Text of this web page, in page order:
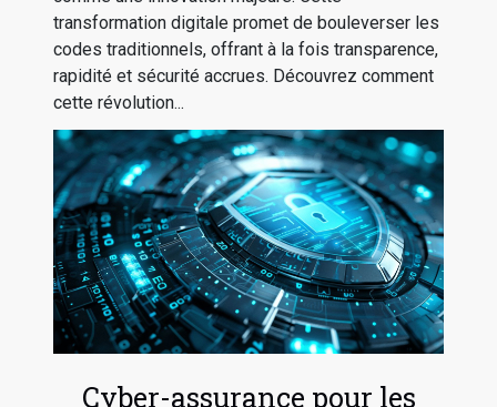
transformation digitale promet de bouleverser les
codes traditionnels, offrant à la fois transparence,
rapidité et sécurité accrues. Découvrez comment
cette révolution...
Cyber-assurance pour les